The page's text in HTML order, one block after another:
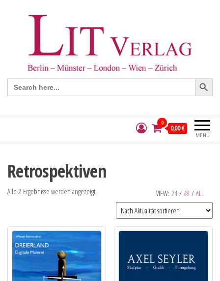
Search
for:
Search Button
MENÜ
0
0,00 €
Retrospektiven
VIEW: 24 / 48 / ALL
Alle 2 Ergebnisse werden angezeigt